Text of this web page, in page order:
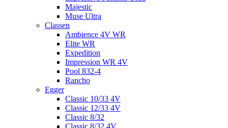
Majestic
Muse Ultra
Classen
Ambience 4V WR
Elite WR
Expedition
Impression WR 4V
Pool 832-4
Rancho
Egger
Classic 10/33 4V
Classic 12/33 4V
Classic 8/32
Classic 8/32 4V